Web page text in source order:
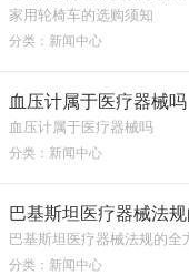
家用轮椅车的选购须知
分类：新闻中心
血压计属于医疗器械吗
血压计属于医疗器械吗
分类：新闻中心
巴基斯坦医疗器械法
巴基斯坦医疗器械法规的全
分类：新闻中心